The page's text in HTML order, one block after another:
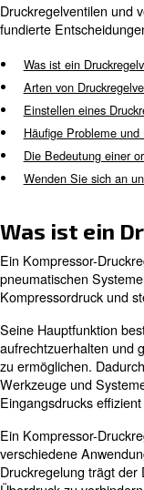
In der Welt der
entscheidende
gewährleisten.
neugieriger
Ventile kann Ihre
verbessern.
Dieser
Was ist ein
Arten von
Häufige
Die Bedeutung
Wenden Sie
Was ist